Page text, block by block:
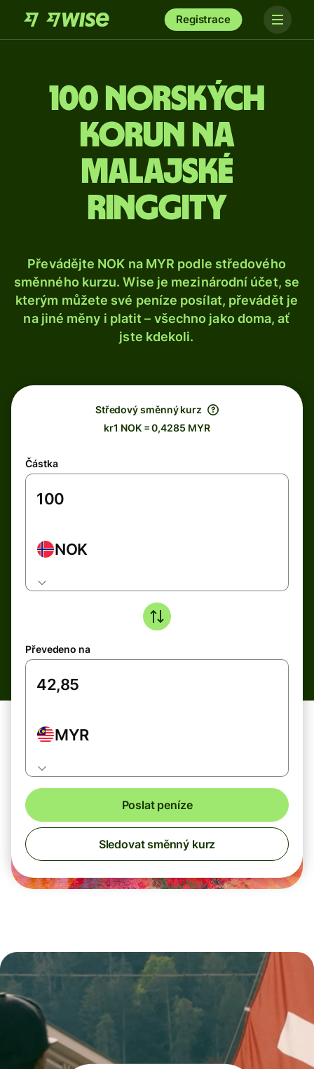
Registrace
100 norských
korun na
malajské
ringgity
Převádějte NOK na MYR podle středového
směnného kurzu. Wise je mezinárodní účet, se
kterým můžete své peníze posílat, převádět je
na jiné měny i platit – všechno jako doma, ať
jste kdekoli.
Středový směnný kurz
kr1 NOK = 0,4285 MYR
Částka
NOK
Převedeno na
MYR
Poslat peníze
Sledovat směnný kurz